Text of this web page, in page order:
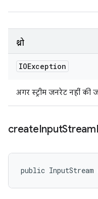
थ्रो
IOException
अगर स्ट्रीम जनरेट नहीं की
createInputStream
public